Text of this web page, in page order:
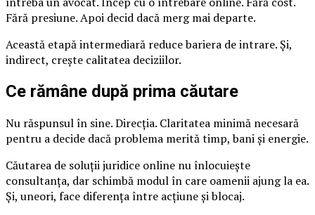
Fără presiune. Apoi decid dacă merg mai departe.
Această etapă intermediară reduce bariera de intrare. Și,
indirect, crește calitatea deciziilor.
Ce rămâne după prima căutare
Nu răspunsul în sine. Direcția. Claritatea minimă necesară
pentru a decide dacă problema merită timp, bani și energie.
Căutarea de soluții juridice online nu înlocuiește
consultanța, dar schimbă modul în care oamenii ajung la ea.
Și, uneori, face diferența între acțiune și blocaj.